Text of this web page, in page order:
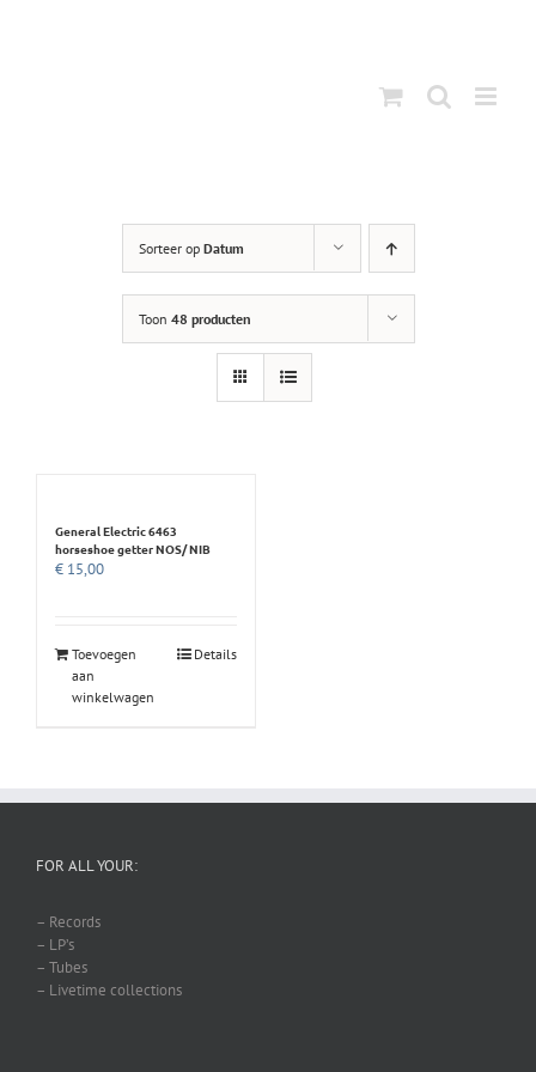
Sorteer op Datum
Toon 48 producten
General Electric 6463
horseshoe getter NOS/ NIB
€ 15,00
Toevoegen
aan
winkelwagen
Details
FOR ALL YOUR:
– Records
– LP’s
– Tubes
– Livetime collections